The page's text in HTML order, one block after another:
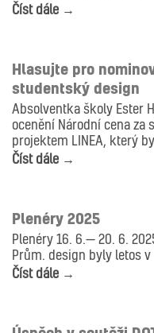
Číst dále →
Hlasujte pro
studentský design
Absolventka školy Ester
ocenění Národní cena
projektem LINEA, který
Číst dále →
Plenéry 2025
Plenéry 16. 6.— 20. 6.
Prům. design byly letos
Číst dále →